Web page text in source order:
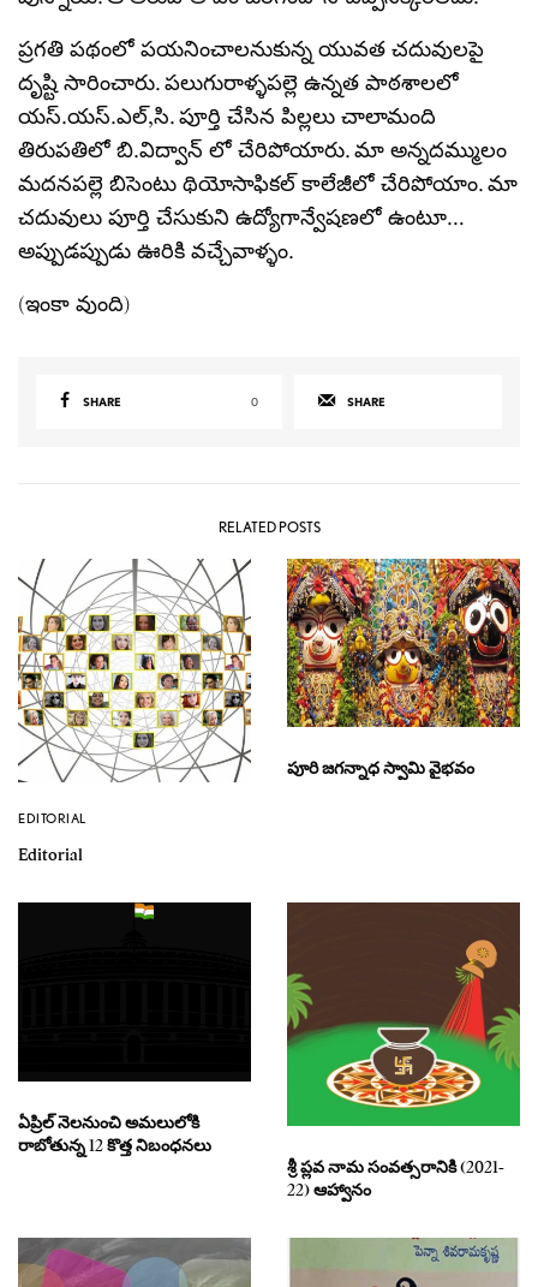
ప్రగతి పథంలో పయనించాలనుకున్న యువత చదువులపై
దృష్టి సారించారు. పలుగురాళ్ళపల్లె ఉన్నత పాఠశాలలో
యస్.యస్.ఎల్,సి. పూర్తి చేసిన పిల్లలు చాలామంది
తిరుపతిలో బి.విద్వాన్ లో చేరిపోయారు. మా అన్నదమ్ములం
మదనపల్లె బిసెంటు థియోసాఫికల్ కాలేజీలో చేరిపోయాం. మా
చదువులు పూర్తి చేసుకుని ఉద్యోగాన్వేషణలో ఉంటూ…
అప్పుడప్పుడు ఊరికి వచ్చేవాళ్ళం.
(ఇంకా వుంది)
SHARE 0 SHARE
RELATED POSTS
EDITORIAL
Editorial
పూరి జగన్నాధ స్వామి వైభవం
ఏప్రిల్ నెలనుంచి అమలులోకి
రాబోతున్న 12 కొత్త నిబంధనలు
శ్రీ ప్లవ నామ సంవత్సరానికి (2021-
22) ఆహ్వానం